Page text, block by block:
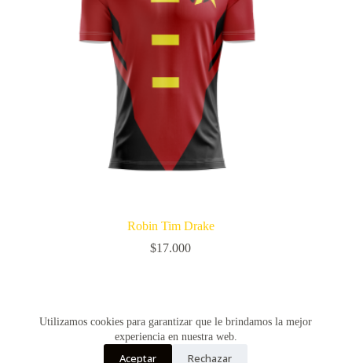
Utilizamos cookies para garantizar que le brindamos la mejor
experiencia en nuestra web.
Aceptar Rechazar
Robin Tim Drake
$17.000
SIGUIENTE